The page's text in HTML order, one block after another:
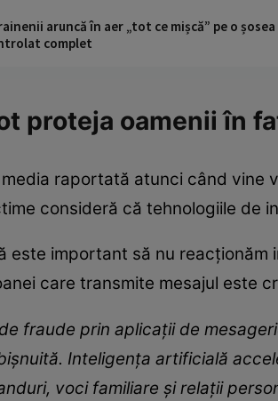
aruncă în aer „tot ce mișcă” pe o
complet
proteja oamenii în
raportată atunci când vine
consideră că tehnologiile de
este important să nu
care transmite mesajul este
fraude prin aplicații de
Inteligența artificială
voci familiare și relații